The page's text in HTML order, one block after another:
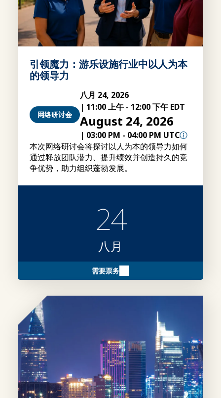
引领魔力：游乐设施行业中以人为本
的领导力
网络研讨会
八月 24, 2026
| 11:00 上午 - 12:00 下午 EDT
August 24, 2026
| 03:00 PM - 04:00 PM UTC
本次网络研讨会将探讨以人为本的领导力如何
通过释放团队潜力、提升绩效并创造持久的竞
争优势，助力组织蓬勃发展。
24
八月
需要票务